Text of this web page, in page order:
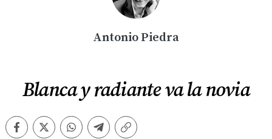
Antonio Piedra
Blanca y radiante va la novia
FacebookTwitterWhatsappTelegramCopiar